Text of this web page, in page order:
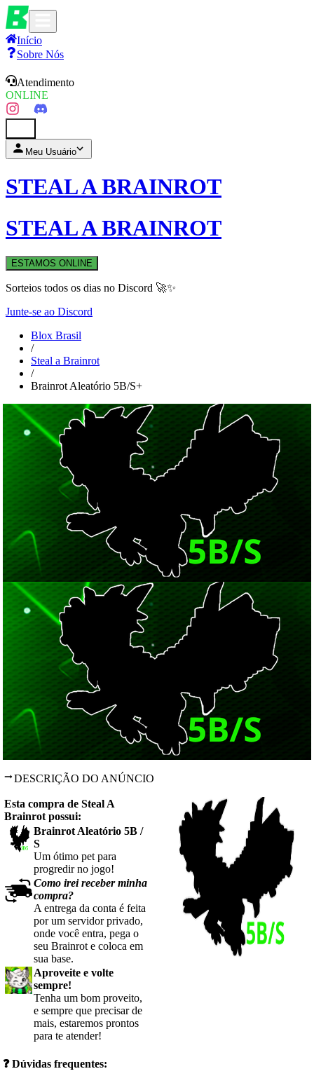
Início
Sobre Nós
Atendimento
ONLINE
Meu Usuário
STEAL A BRAINROT
STEAL A BRAINROT
ESTAMOS ONLINE
Sorteios todos os dias no Discord 🚀✨
Junte-se ao Discord
Blox Brasil
/
Steal a Brainrot
/
Brainrot Aleatório 5B/S+
DESCRIÇÃO DO ANÚNCIO
Esta compra de Steal A
Brainrot possui:
Brainrot Aleatório 5B /
S
Um ótimo pet para
progredir no jogo!
Como irei receber minha
compra?
A entrega da conta é feita
por um servidor privado,
onde você entra, pega o
seu Brainrot e coloca em
sua base.
Aproveite e volte
sempre!
Tenha um bom proveito,
e sempre que precisar de
mais, estaremos prontos
para te atender!
❓Dúvidas frequentes: